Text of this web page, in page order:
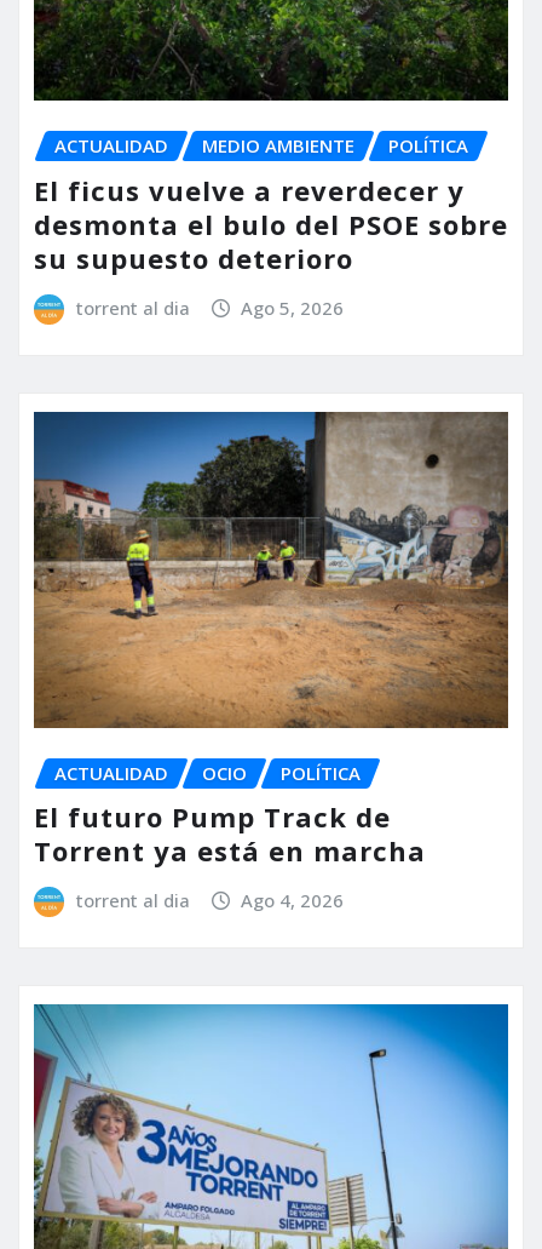
ACTUALIDAD MEDIO AMBIENTE POLÍTICA
El ficus vuelve a reverdecer y
desmonta el bulo del PSOE sobre
su supuesto deterioro
torrent al dia Ago 5, 2026
ACTUALIDAD OCIO POLÍTICA
El futuro Pump Track de
Torrent ya está en marcha
torrent al dia Ago 4, 2026